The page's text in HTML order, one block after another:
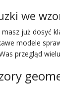
we
masz już dosyć
modele
przegląd